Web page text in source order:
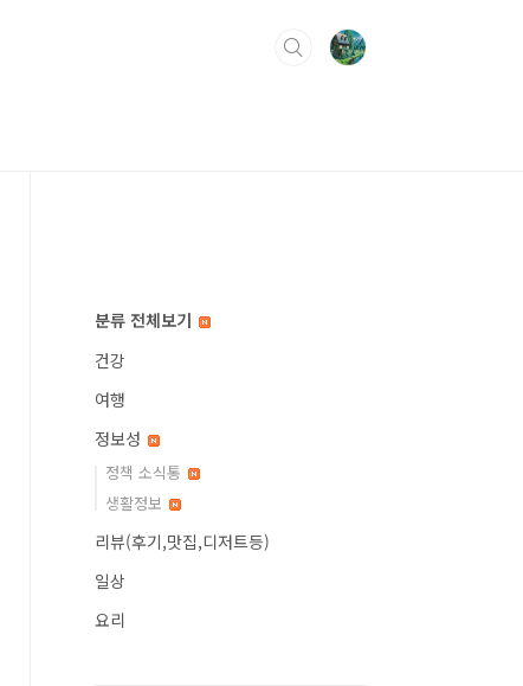
분류 전체보기
건강
여행
정보성
정책 소식통
생활정보
리뷰(후기,맛집,디저트등)
일상
요리